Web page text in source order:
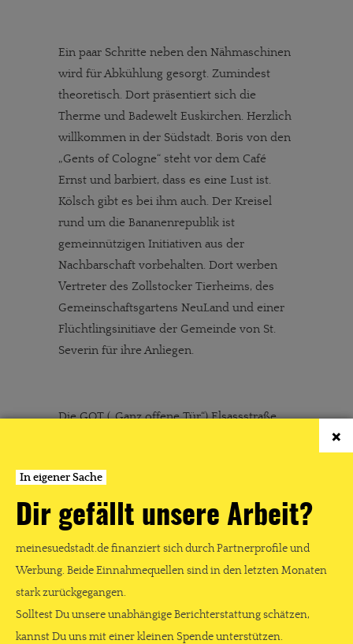
×
In eigener Sache
Dir gefällt unsere Arbeit?
meinesuedstadt.de finanziert sich durch Partnerprofile und
Werbung. Beide Einnahmequellen sind in den letzten Monaten
stark zurückgegangen.
Solltest Du unsere unabhängige Berichterstattung schätzen,
kannst Du uns mit einer kleinen Spende unterstützen.
Ein paar Schritte neben den Nähmaschinen
wird für Abkühlung gesorgt. Zumindest
theoretisch. Dort präsentiert sich die
Therme und Badewelt Euskirchen. Herzlich
willkommen in der Südstadt. Boris von den
„Gents of Cologne“ steht vor dem Café
Ernst und barbiert, dass es eine Lust ist.
Kölsch gibt es bei ihm auch. Der Kreisel
rund um die Bananenrepublik ist
gemeinnützigen Initiativen aus der
Nachbarschaft vorbehalten. Dort werben
Vertreter des Zollstocker Tierheims, des
Gemeinschaftsgartens NeuLand und einer
Flüchtlingsinitiave der Gemeinde von St.
Severin für ihre Anliegen.
Die GOT („Ganz offene Tür“) Elsassstraße
veranstaltet, eine Verlosung. Über 300
Preise haben die ortsansässigen
Geschäftsleute spendiert. Der Hauptpreis,
ein E-Bike von Stadtrad, wechselte schon
am Samstagnachmittag den Besitzer. Und
als dann später auch noch Querbeat und
Björn Heuser musikalisch die kölsche Seele
streicheln, haben eigentlich alle alles richtig